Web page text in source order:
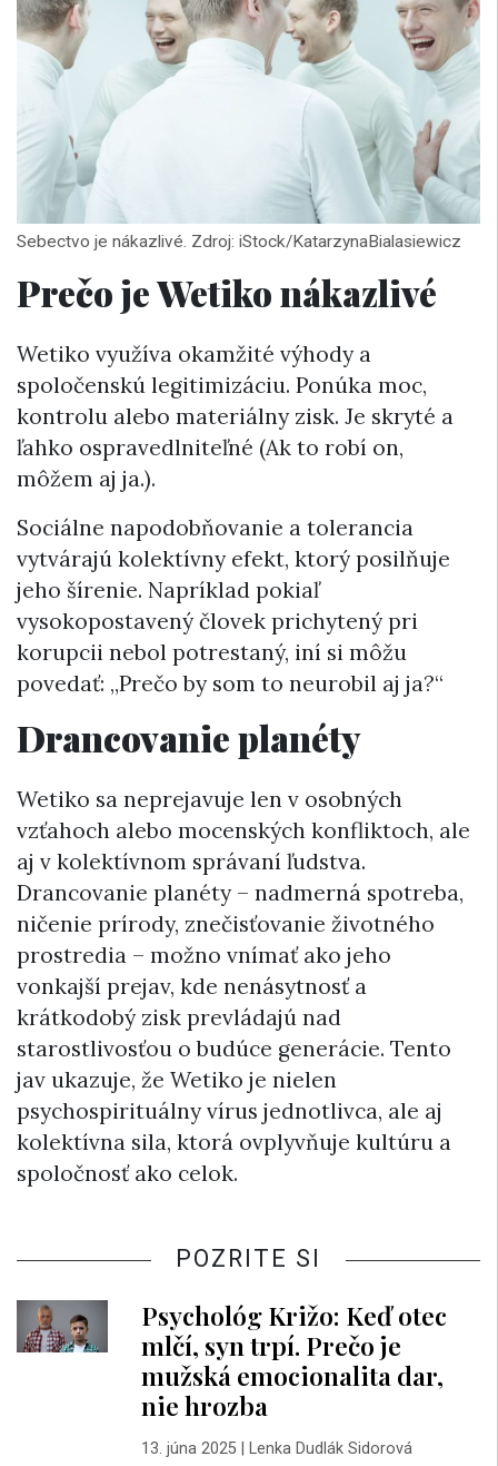
Sebectvo je nákazlivé. Zdroj: iStock/KatarzynaBialasiewicz
Prečo je Wetiko nákazlivé
Wetiko využíva okamžité výhody a
spoločenskú legitimizáciu. Ponúka moc,
kontrolu alebo materiálny zisk. Je skryté a
ľahko ospravedlniteľné (Ak to robí on,
môžem aj ja.).
Sociálne napodobňovanie a tolerancia
vytvárajú kolektívny efekt, ktorý posilňuje
jeho šírenie. Napríklad pokiaľ
vysokopostavený človek prichytený pri
korupcii nebol potrestaný, iní si môžu
povedať: „Prečo by som to neurobil aj ja?“
Drancovanie planéty
Wetiko sa neprejavuje len v osobných
vzťahoch alebo mocenských konfliktoch, ale
aj v kolektívnom správaní ľudstva.
Drancovanie planéty – nadmerná spotreba,
ničenie prírody, znečisťovanie životného
prostredia – možno vnímať ako jeho
vonkajší prejav, kde nenásytnosť a
krátkodobý zisk prevládajú nad
starostlivosťou o budúce generácie. Tento
jav ukazuje, že Wetiko je nielen
psychospirituálny vírus jednotlivca, ale aj
kolektívna sila, ktorá ovplyvňuje kultúru a
spoločnosť ako celok.
POZRITE SI
Psychológ Križo: Keď otec
mlčí, syn trpí. Prečo je
mužská emocionalita dar,
nie hrozba
13. júna 2025| Lenka Dudlák Sidorová